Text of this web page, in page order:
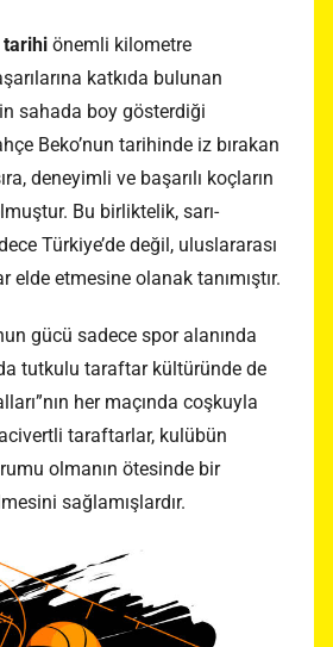
tarihi önemli kilometre
katkıda bulunan
sahada boy gösterdiği
Beko’nun tarihinde iz bırakan
deneyimli ve başarılı koçların
Bu birliktelik, sarı-
Türkiye’de değil, uluslararası
elde etmesine olanak tanımıştır.
gücü sadece spor alanında
tutkulu taraftar kültüründe de
her maçında coşkuyla
taraftarlar, kulübün
olmanın ötesinde bir
sağlamışlardır.